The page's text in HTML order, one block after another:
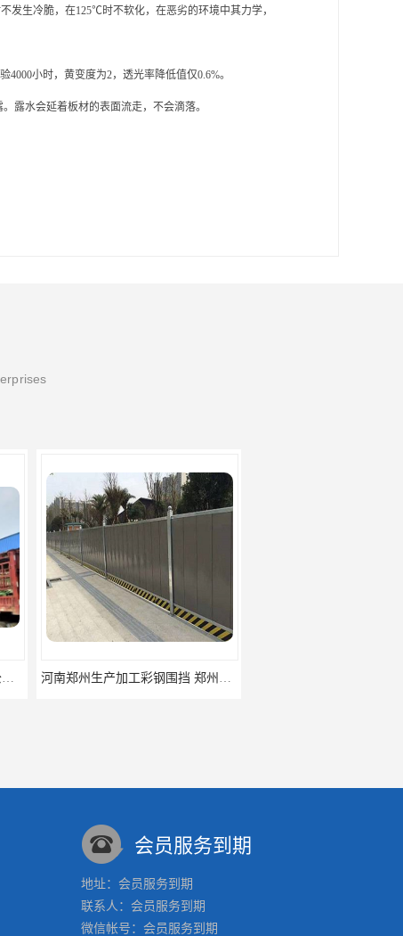
发生冷脆，在125℃时不软化，在恶劣的环境中其力学，
小时，黄变度为2，透光率降低值仅0.6%。
露水会延着板材的表面流走，不会滴落。
河南郑州生产加工彩钢围挡 郑州鑫纵 质量好 围挡加工
会员服务到期
地址：会员服务到期
联系人：会员服务到期
微信帐号：会员服务到期